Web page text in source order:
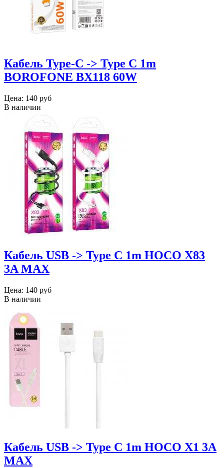
Кабель Type-C -> Type C 1m
BOROFONE BX118 60W
Цена: 140 руб
В наличии
Кабель USB -> Type C 1m HOCO X83
3A MAX
Цена: 140 руб
В наличии
Кабель USB -> Type C 1m HOCO X1 3A
MAX